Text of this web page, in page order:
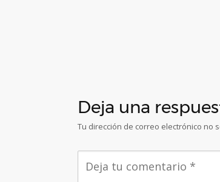
Deja una
Tu dirección de correo electrónico no